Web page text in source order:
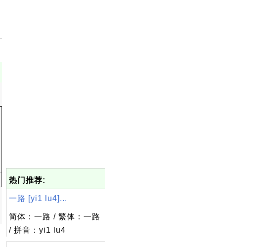
热门推荐:
一路 [yi1 lu4]...
简体：一路 / 繁体：一路
/ 拼音：yi1 lu4